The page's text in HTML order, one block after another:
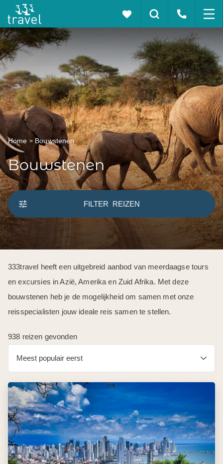
Home Bouwstenen
Bouwstenen
FILTER REIZEN
333travel heeft een uitgebreid aanbod van meerdaagse tours
en excursies in Azië, Amerika en Zuid Afrika. Met deze
bouwstenen heb je de mogelijkheid om samen met onze
reisspecialisten jouw ideale reis samen te stellen.
938 reizen gevonden